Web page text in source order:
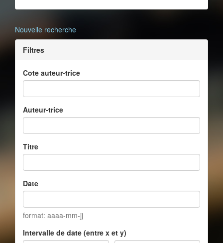
Nouvelle recherche
Filtres
Cote auteur-trice
Auteur-trice
Titre
Date
format: aaaa-mm-jj
Intervalle de date (entre x et y)